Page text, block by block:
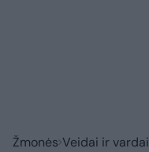
Žmonės Veidai ir vardai